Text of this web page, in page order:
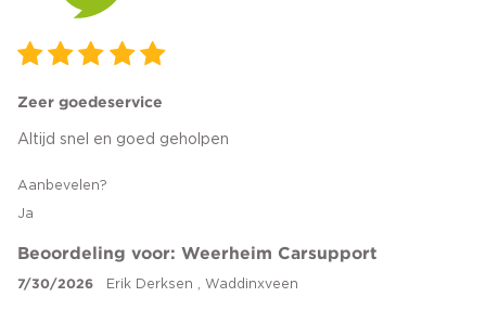
Zeer goedeservice
Altijd snel en goed geholpen
Aanbevelen?
Ja
Beoordeling voor: Weerheim Carsupport
7/30/2026 Erik Derksen , Waddinxveen